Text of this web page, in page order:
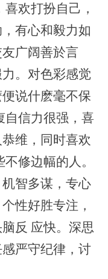
欢打扮自己，
有心和毅力如
广阔善於言
。对色彩感觉
说什麽毫不保
自信力很强，喜
维，同时喜欢
修边幅的人。
智多谋，专心
性好胜专注，
反 应快。深思
严守纪律，讨